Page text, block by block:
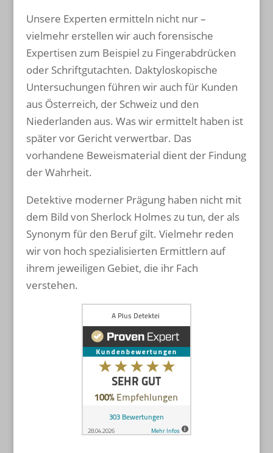
Unsere Experten ermitteln nicht nur –
vielmehr erstellen wir auch forensische
Expertisen zum Beispiel zu Fingerabdrücken
oder Schriftgutachten. Daktyloskopische
Untersuchungen führen wir auch für Kunden
aus Österreich, der Schweiz und den
Niederlanden aus. Was wir ermittelt haben ist
später vor Gericht verwertbar. Das
vorhandene Beweismaterial dient der Findung
der Wahrheit.
Detektive moderner Prägung haben nicht mit
dem Bild von Sherlock Holmes zu tun, der als
Synonym für den Beruf gilt. Vielmehr reden
wir von hoch spezialisierten Ermittlern auf
ihrem jeweiligen Gebiet, die ihr Fach
verstehen.